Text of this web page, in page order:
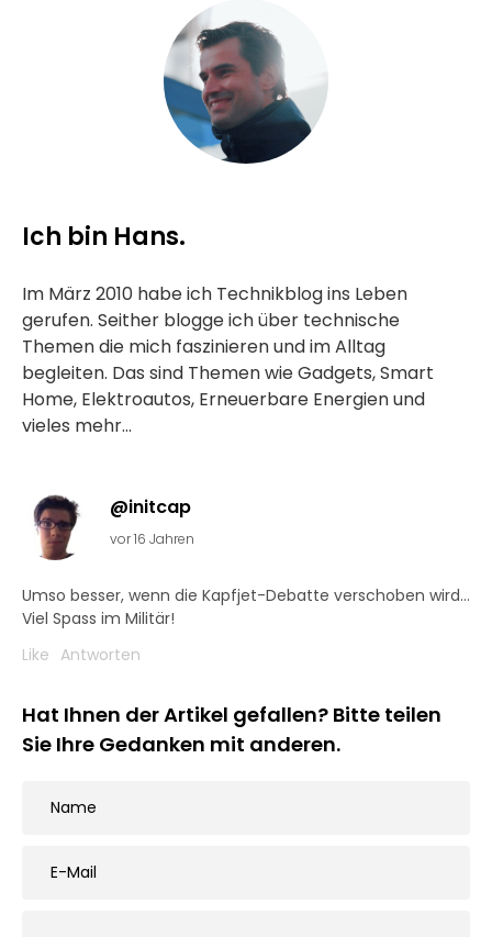
Ich bin Hans.
Im März 2010 habe ich Technikblog ins Leben
gerufen. Seither blogge ich über technische
Themen die mich faszinieren und im Alltag
begleiten. Das sind Themen wie Gadgets, Smart
Home, Elektroautos, Erneuerbare Energien und
vieles mehr...
@initcap
vor 16 Jahren
Umso besser, wenn die Kapfjet-Debatte verschoben wird…
Viel Spass im Militär!
Like Antworten
Hat Ihnen der Artikel gefallen? Bitte teilen
Sie Ihre Gedanken mit anderen.